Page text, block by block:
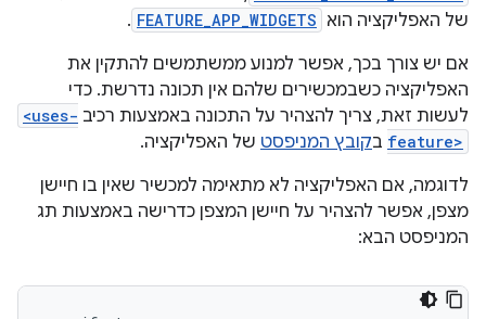
של האפליקציה הוא FEATURE_APP_WIDGETS
.
אם יש צורך בכך, אפשר למנוע ממשתמשים להתקין את
האפליקציה כשבמכשירים שלהם אין תכונה נדרשת. כדי
לעשות זאת, צריך להצהיר על התכונה באמצעות רכיב <uses-
feature> בקובץ המניפסט של האפליקציה.
לדוגמה, אם האפליקציה לא מתאימה למכשיר שאין בו חיישן
מצפן, אפשר להצהיר על חיישן המצפן כדרישה באמצעות תג
המניפסט הבא: